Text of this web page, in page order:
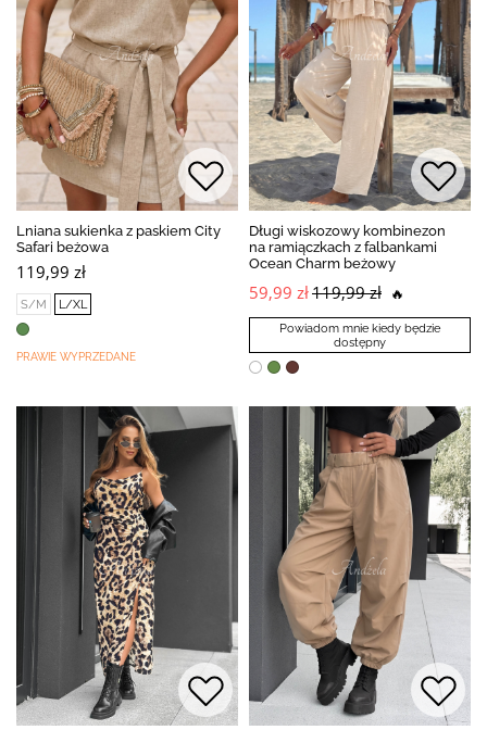
Lniana sukienka z paskiem City
Safari beżowa
119,99 zł
S/M L/XL
PRAWIE WYPRZEDANE
Długi wiskozowy kombinezon
na ramiączkach z falbankami
Ocean Charm beżowy
59,99 zł119,99 zł 🔥
Powiadom mnie kiedy będzie
dostępny